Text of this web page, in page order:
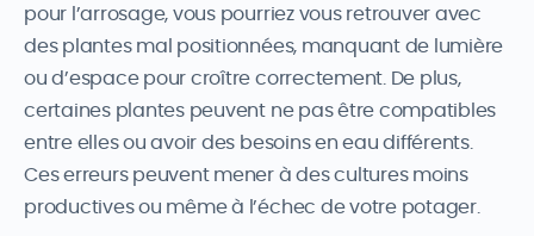
pour l’arrosage, vous pourriez vous retrouver avec
des plantes mal positionnées, manquant de lumière
ou d’espace pour croître correctement. De plus,
certaines plantes peuvent ne pas être compatibles
entre elles ou avoir des besoins en eau différents.
Ces erreurs peuvent mener à des cultures moins
productives ou même à l’échec de votre potager.